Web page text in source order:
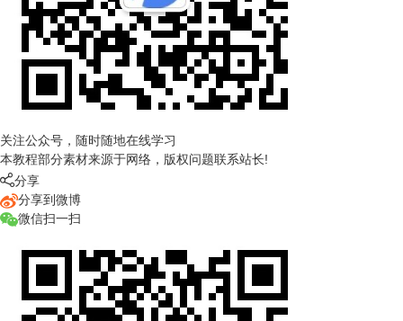
关注公众号，随时随地在线学习
本教程部分素材来源于网络，版权问题联系站长!
分享
分享到微博
微信扫一扫